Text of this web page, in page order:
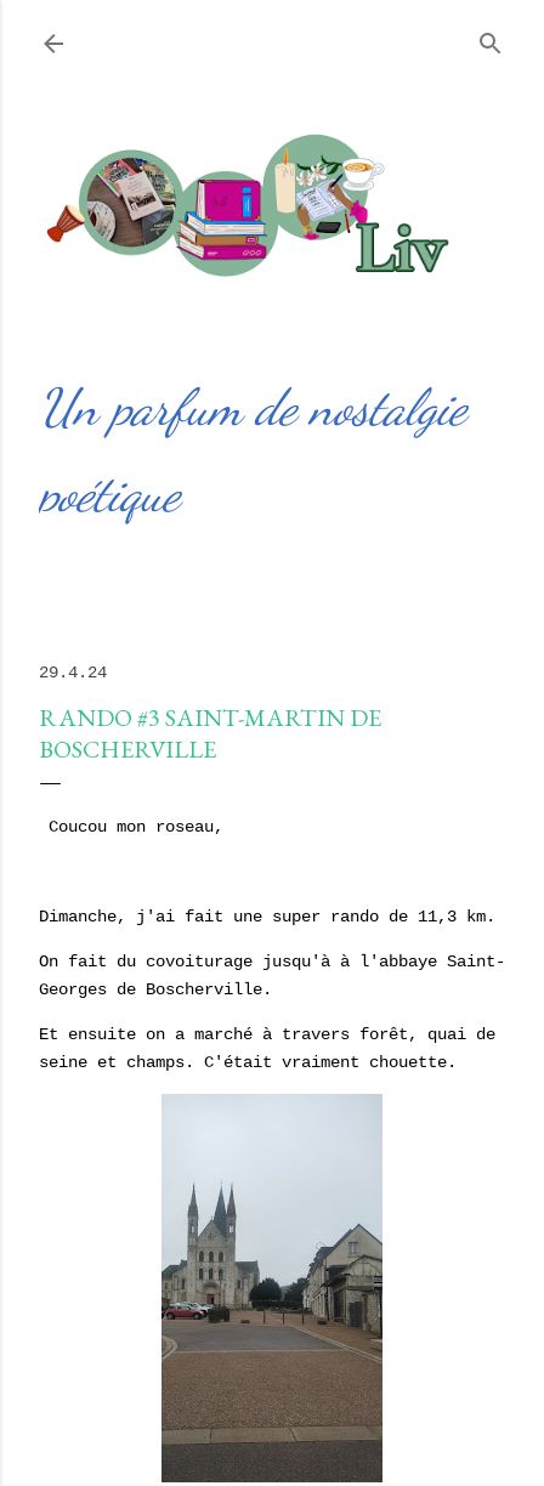
Un parfum de nostalgie
poétique
29.4.24
RANDO #3 SAINT-MARTIN DE
BOSCHERVILLE
Coucou mon roseau,
Dimanche, j'ai fait une super rando de 11,3 km.
On fait du covoiturage jusqu'à à l'abbaye Saint-
Georges de Boscherville.
Et ensuite on a marché à travers forêt, quai de
seine et champs. C'était vraiment chouette.